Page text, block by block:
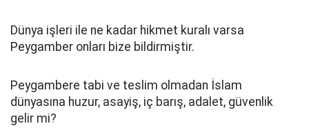
Dünya işleri ile ne kadar hikmet kuralı varsa
Peygamber onları bize bildirmiştir.
Peygambere tabi ve teslim olmadan İslam
dünyasına huzur, asayiş, iç barış, adalet, güvenlik
gelir mi?